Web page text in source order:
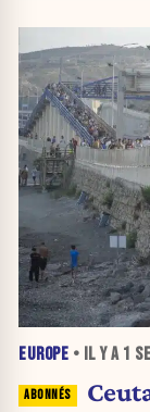
EUROPE • IL Y A 1